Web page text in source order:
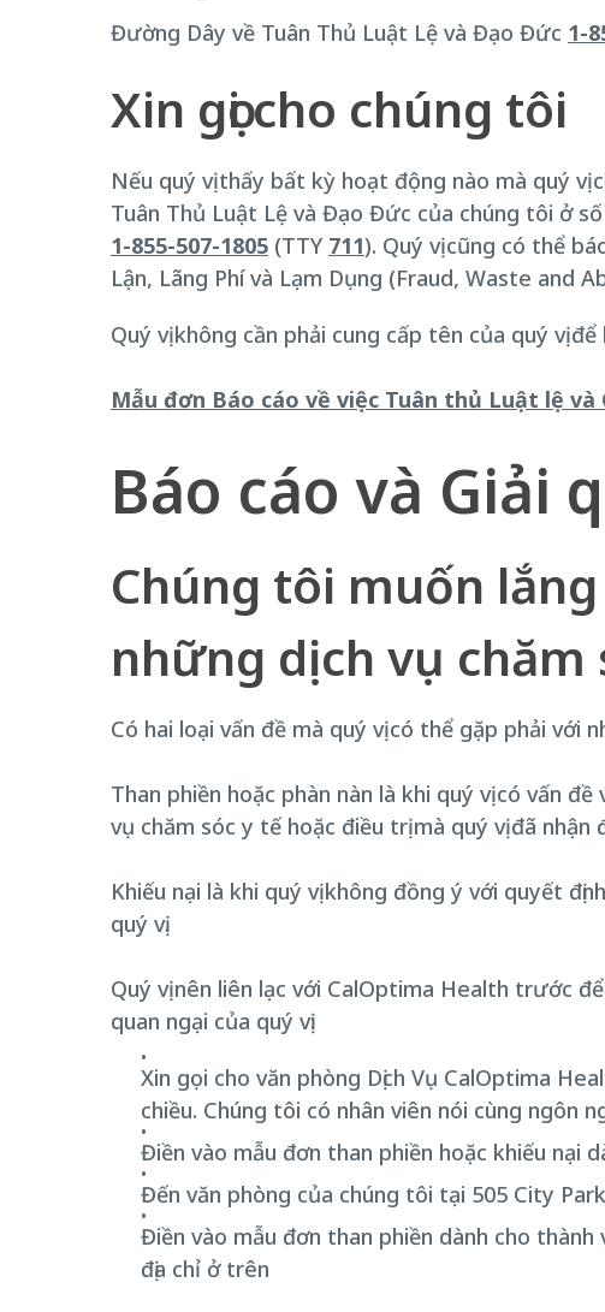
Đường Dây về Tuân Thủ Luật Lệ và Đạo Đức 1-
Xin gọi cho chúng tôi
Nếu quý vị thấy bất kỳ hoạt động nào mà quý vị
Tuân Thủ Luật Lệ và Đạo Đức của chúng tôi ở số
1-855-507-1805 (TTY 711). Quý vị cũng có thể
Lận, Lãng Phí và Lạm Dụng (Fraud, Waste and
Quý vị không cần phải cung cấp tên của quý vị
Mẫu đơn Báo cáo về việc Tuân thủ Luật lệ và
Báo cáo và Giải
Chúng tôi muốn
những dịch vụ
Có hai loại vấn đề mà quý vị có thể gặp phải với
Than phiền hoặc phàn nàn là khi quý vị có vấn
vụ chăm sóc y tế hoặc điều trị mà quý vị đã
Khiếu nại là khi quý vị không đồng ý với quyết
quý vị.
Quý vị nên liên lạc với CalOptima Health trước
quan ngại của quý vị:
Xin gọi cho văn phòng Dịch Vụ CalOptima
chiều. Chúng tôi có nhân viên nói cùng ngôn
Điền vào mẫu đơn than phiền hoặc khiếu nại
Đến văn phòng của chúng tôi tại 505 City
Điền vào mẫu đơn than phiền dành cho
địa chỉ ở trên